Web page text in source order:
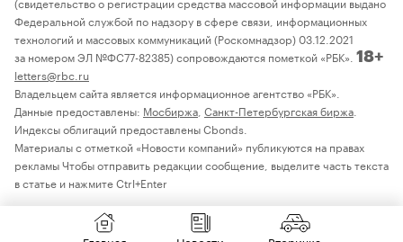
Федеральной службой по надзору в сфере связи, информационных
технологий и массовых коммуникаций (Роскомнадзор) 03.12.2021
за номером ЭЛ №ФС77-82385) сопровождаются пометкой «РБК». 18+
letters@rbc.ru
Владельцем сайта является информационное агентство «РБК».
Данные предоставлены: Мосбиржа Санкт-Петербургская биржа
Индексы облигаций предоставлены Cbonds.
Материалы с отметкой «Новости компаний» публикуются на правах
рекламы Чтобы отправить редакции сообщение, выделите часть текста
в статье и нажмите Ctrl+Enter